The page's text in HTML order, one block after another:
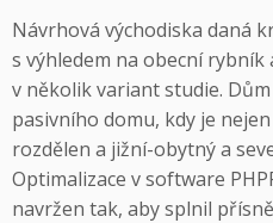
Návrhová východiska daná
s výhledem na obecní
v několik variant studie.
pasivního domu, kdy je
rozdělen a jižní-obytný a
Optimalizace v software
navržen tak, aby splnil